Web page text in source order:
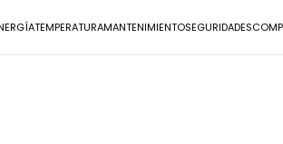
TEMPERATURAMANTENIMIENTOSEGURIDADES